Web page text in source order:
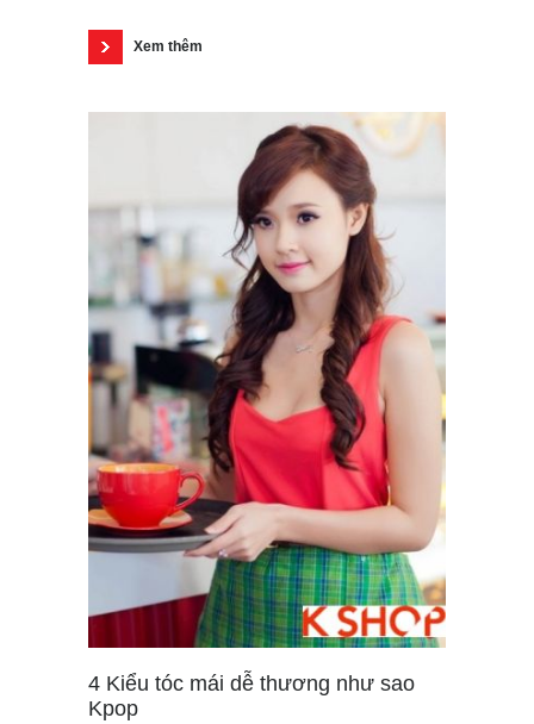
Xem thêm
4 Kiểu tóc mái dễ thương như sao
Kpop